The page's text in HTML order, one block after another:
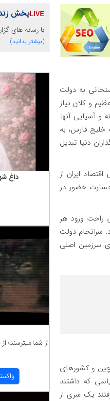
به دولت
و کلان نیاز
و آسیایی آنها
خلیج فارس، به
به بزرگ‌ترین سرمایه‌گذاران دنیا تبدیل
ایران از
جسارت حضور در
راحت ورود هر
سرانجام دولت
سرزمین اصلی
چین و کشورهای
که داشتند
یک سری از
پخش
با رسانه های
(بیشتر بدانید)
داغ
از شما میترسند؛